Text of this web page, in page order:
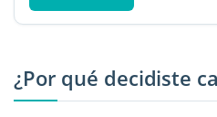
¿Por qué decidiste